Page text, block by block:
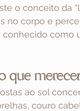
o conceito da
no corpo e
conhecido
que
ao sol
couro